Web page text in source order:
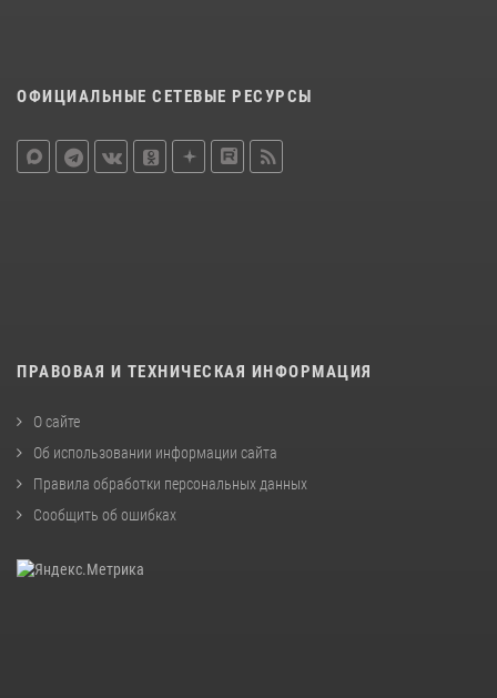
ОФИЦИАЛЬНЫЕ СЕТЕВЫЕ РЕСУРСЫ
ПРАВОВАЯ И ТЕХНИЧЕСКАЯ ИНФОРМАЦИЯ
О сайте
Об использовании информации сайта
Правила обработки персональных данных
Сообщить об ошибках